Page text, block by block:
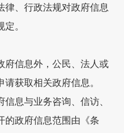
律、行政法规对政府信息
。
府信息外，公民、法人或
请获取相关政府信息。
信息与业务咨询、信访
的政府信息范围由《条